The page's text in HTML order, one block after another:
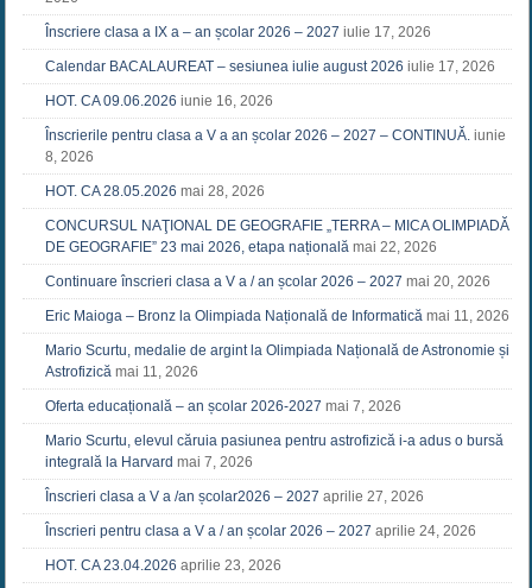
Înscriere clasa a IX a – an școlar 2026 – 2027 iulie 17, 2026
Calendar BACALAUREAT – sesiunea iulie august 2026 iulie 17, 2026
HOT. CA 09.06.2026 iunie 16, 2026
Înscrierile pentru clasa a V a an școlar 2026 – 2027 – CONTINUĂ. iunie
8, 2026
HOT. CA 28.05.2026 mai 28, 2026
CONCURSUL NAŢIONAL DE GEOGRAFIE „TERRA – MICA OLIMPIADĂ
DE GEOGRAFIE” 23 mai 2026, etapa națională mai 22, 2026
Continuare înscrieri clasa a V a / an școlar 2026 – 2027 mai 20, 2026
Eric Maioga – Bronz la Olimpiada Națională de Informatică mai 11, 2026
Mario Scurtu, medalie de argint la Olimpiada Națională de Astronomie și
Astrofizică mai 11, 2026
Oferta educațională – an școlar 2026-2027 mai 7, 2026
Mario Scurtu, elevul căruia pasiunea pentru astrofizică i-a adus o bursă
integrală la Harvard mai 7, 2026
Înscrieri clasa a V a /an școlar2026 – 2027 aprilie 27, 2026
Înscrieri pentru clasa a V a / an școlar 2026 – 2027 aprilie 24, 2026
HOT. CA 23.04.2026 aprilie 23, 2026